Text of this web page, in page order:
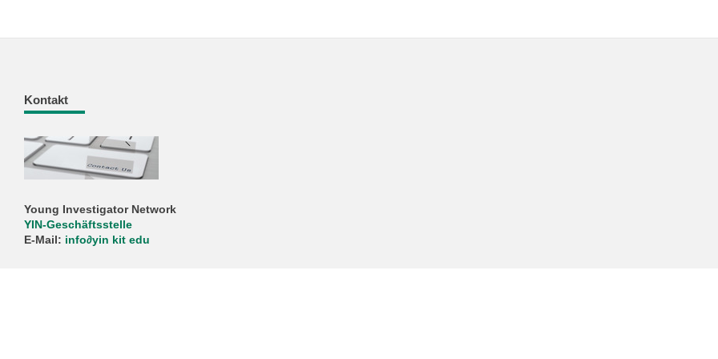
Kontakt
Young Investigator Network
YIN-Geschäftsstelle
E-Mail: info∂yin kit edu